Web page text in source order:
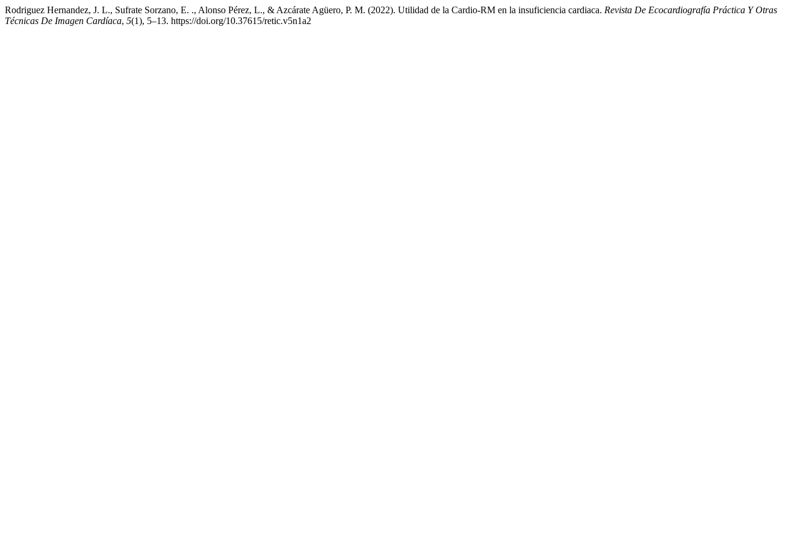
Rodriguez Hernandez, J. L., Sufrate Sorzano, E. ., Alonso Pérez, L., & Azcárate Agüero, P. M. (2022). Utilidad de la Cardio-RM en la insuficiencia cardiaca. Revista De Ecocardiografía Práctica Y Otras
Técnicas De Imagen Cardíaca, 5(1), 5–13. https://doi.org/10.37615/retic.v5n1a2